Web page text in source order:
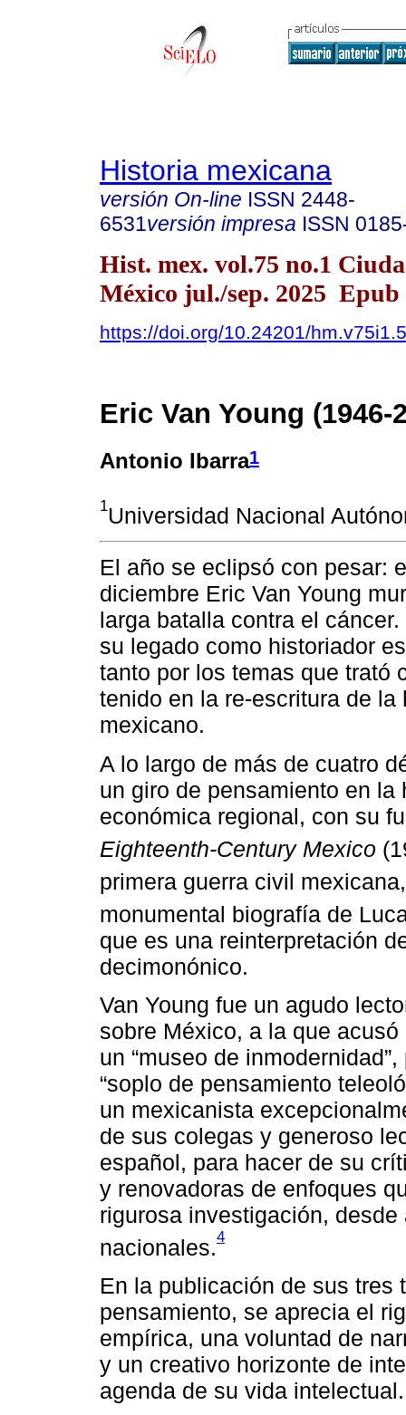
Historia mexicana
versión On-line ISSN 2448-
6531versión impresa ISSN
Hist. mex. vol.75 no.1
México jul./sep. 2025 Epub
https://doi.org/10.24201/
Eric Van Young (1946-
Antonio Ibarra1
1Universidad Nacional
El año se eclipsó con pesar:
diciembre Eric Van Young
larga batalla contra el
su legado como historiador
tanto por los temas que trató
tenido en la re-escritura de
mexicano.
A lo largo de más de cuatro
un giro de pensamiento en
económica regional, con su
Eighteenth-Century Mexico
primera guerra civil
monumental biografía de
que es una reinterpretación
decimonónico.
Van Young fue un agudo
sobre México, a la que acusó
un “museo de
“soplo de pensamiento
un mexicanista
de sus colegas y generoso
español, para hacer de su
y renovadoras de enfoques
rigurosa investigación,
nacionales.4
En la publicación de sus tres
pensamiento, se aprecia el
empírica, una voluntad de
y un creativo horizonte de
agenda de su vida intelectual.